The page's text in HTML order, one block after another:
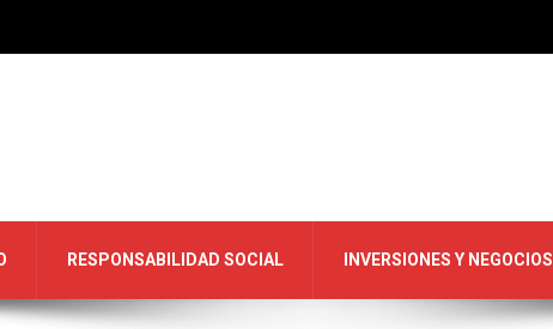
RESPONSABILIDAD SOCIAL INVERSIONES Y NEGOCIOS